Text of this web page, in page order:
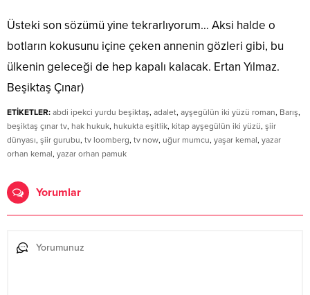
Üsteki son sözümü yine tekrarlıyorum… Aksi halde o
botların kokusunu içine çeken annenin gözleri gibi, bu
ülkenin geleceği de hep kapalı kalacak. Ertan Yılmaz.
Beşiktaş Çınar)
ETİKETLER: abdi ipekci yurdu beşiktaş, adalet, ayşegülün iki yüzü roman, Barış,
beşiktaş çınar tv, hak hukuk, hukukta eşitlik, kitap ayşegülün iki yüzü, şiir
dünyası, şiir gurubu, tv loomberg, tv now, uğur mumcu, yaşar kemal, yazar
orhan kemal, yazar orhan pamuk
Yorumlar